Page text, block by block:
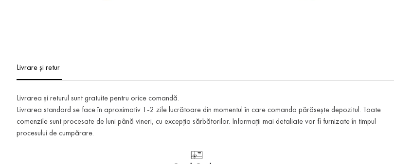
Livrare și retur
Livrarea și returul sunt gratuite pentru orice comandă.
Livrarea standard se face în aproximativ 1-2 zile lucrătoare din momentul în care comanda părăsește depozitul. Toate
comenzile sunt procesate de luni până vineri, cu excepția sărbătorilor. Informații mai detaliate vor fi furnizate în timpul
procesului de cumpărare.